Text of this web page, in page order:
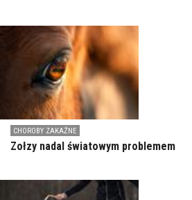
CHOROBY ZAKAŹNE
Zołzy nadal światowym problemem